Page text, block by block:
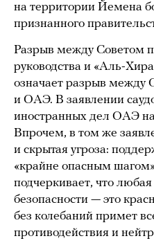
на территории Йемена
признанного
Разрыв между Советом
руководства и «Аль-
означает разрыв между
и ОАЭ. В заявлении
иностранных дел ОАЭ
Впрочем, в том же
и скрытая угроза:
«крайне опасным
подчеркивает, что
безопасности — это
без колебаний примет
противодействия и